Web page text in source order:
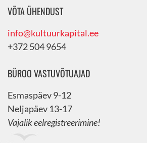
VÕTA ÜHENDUST
info@kultuurkapital.ee
+372 504 9654
BÜROO VASTUVÕTUAJAD
Esmaspäev 9-12
Neljapäev 13-17
Vajalik eelregistreerimine!